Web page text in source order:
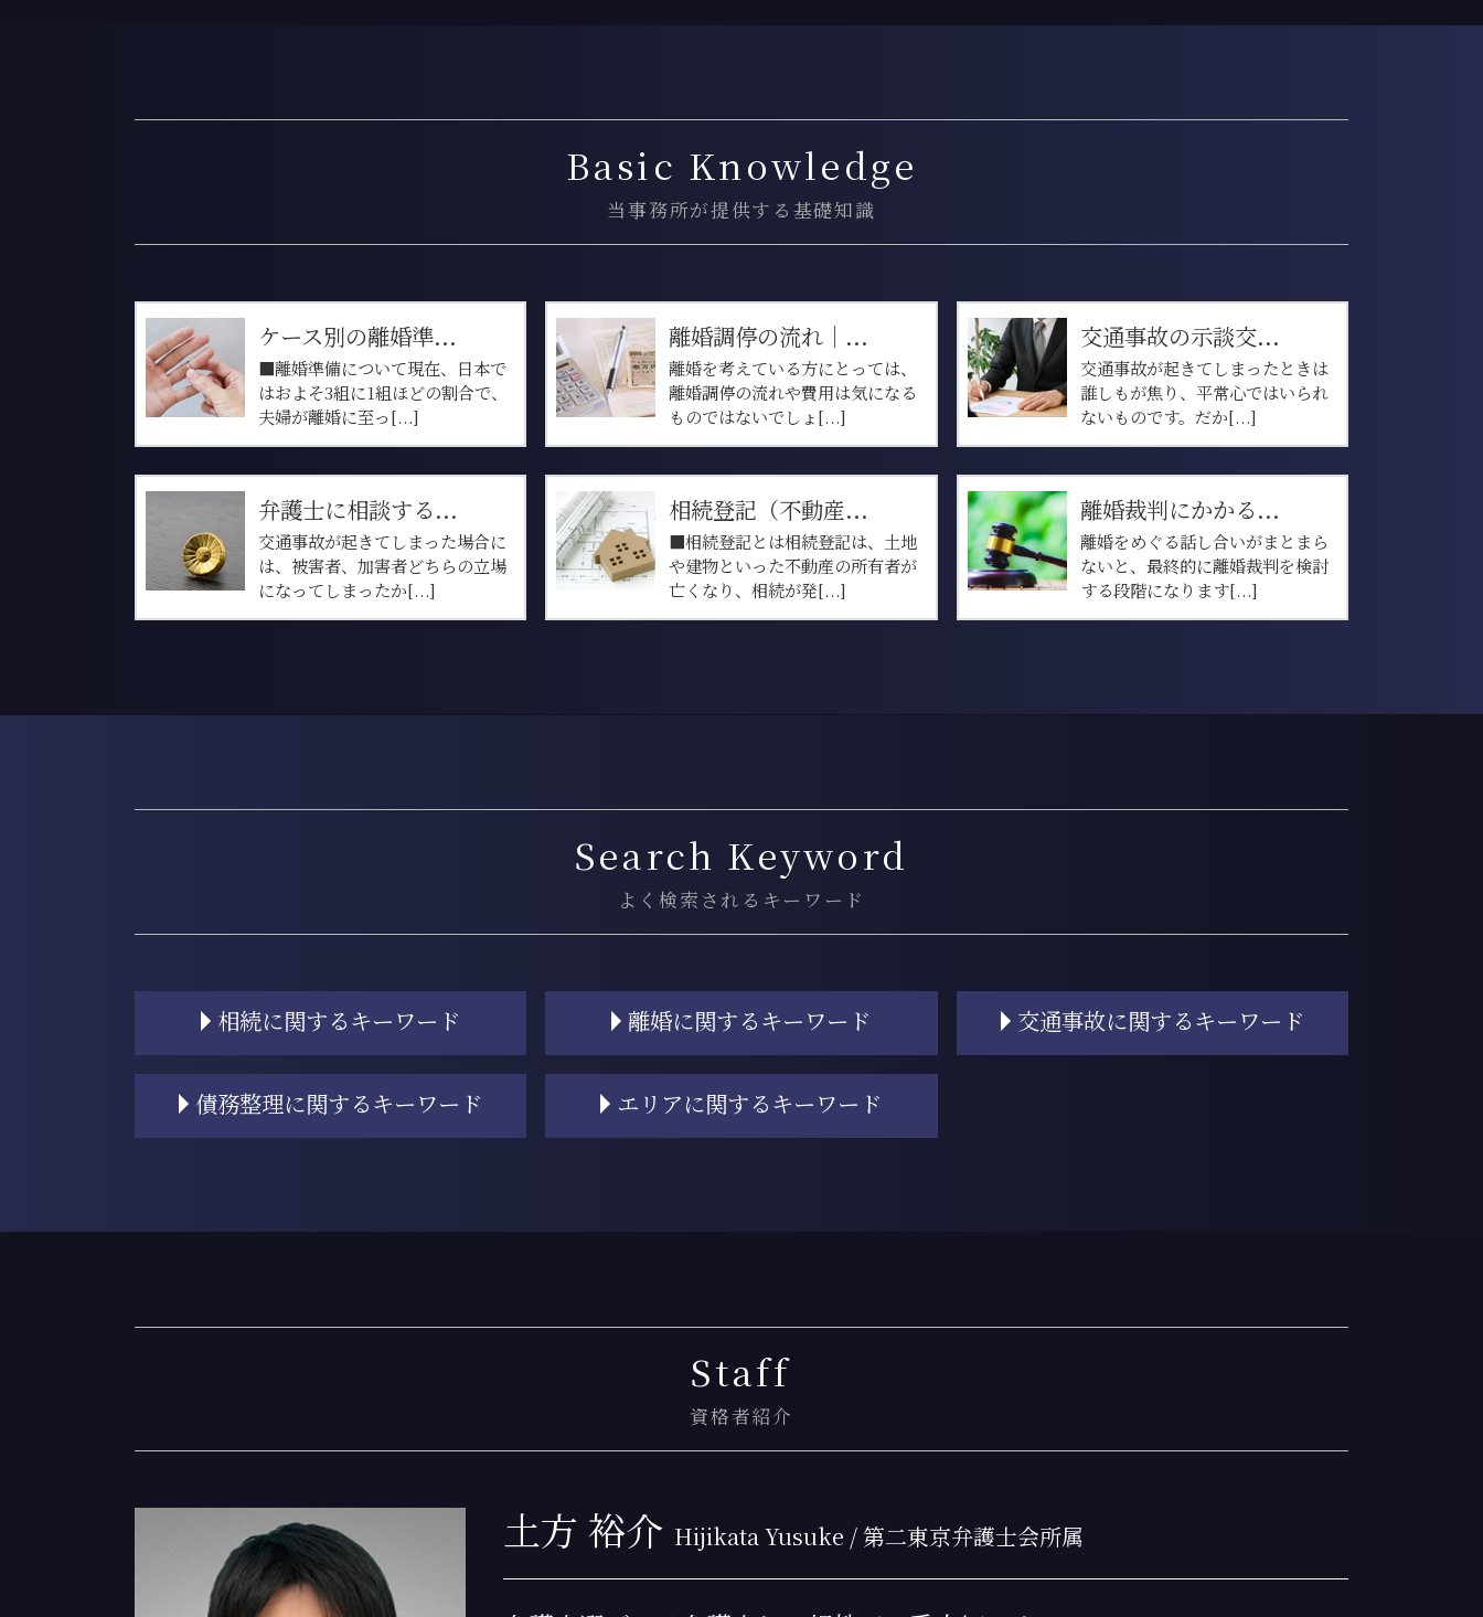
Basic Knowledge
当事務所が提供する基礎知識
ケース別の離婚準...
■離婚準備について現在、日本で
はおよそ3組に1組ほどの割合で、
夫婦が離婚に至っ[...]
離婚調停の流れ｜...
離婚を考えている方にとっては、
離婚調停の流れや費用は気になる
ものではないでしょ[...]
交通事故の示談交...
交通事故が起きてしまったときは
誰しもが焦り、平常心ではいられ
ないものです。だか[...]
弁護士に相談する...
交通事故が起きてしまった場合に
は、被害者、加害者どちらの立場
になってしまったか[...]
相続登記（不動産...
■相続登記とは相続登記は、土地
や建物といった不動産の所有者が
亡くなり、相続が発[...]
離婚裁判にかかる...
離婚をめぐる話し合いがまとまら
ないと、最終的に離婚裁判を検討
する段階になります[...]
Search Keyword
よく検索されるキーワード
相続に関するキーワード
相続 割合
相続 子供のみ
相続 遺留分 計算
遺産 財産 違い
相続 進め方
相続 スケジュール
不動産 名義変更
離婚に関するキーワード
離婚 手続き
協議離婚
離婚 財産分与 専業主婦
離婚 慰謝料 税金
離婚 慰謝料 相場
離婚 慰謝料 理由
離婚 ローン 財産分与
離婚 子なし
離婚 慰謝料 モラハラ
交通事故に関するキーワード
過失相殺とは
交通事故 物件損害
交通事故 和解
交通事故 割合
債務整理に関するキーワード
債務整理
個人再生 クレジットカード
自己破産 条件
任意整理 うまくいかない
任意整理 デメリット
エリアに関するキーワード
勝どき 離婚 弁護士
新木場 過払い金請求
門前仲町 相続登記
勝どき 交通事故 相談
月島 相続登記
門前仲町 弁護士基準
門前仲町 交通事故 相談
新木場 離婚 弁護士
Staff
資格者紹介
土方 裕介 Hijikata Yusuke / 第二東京弁護士会所属